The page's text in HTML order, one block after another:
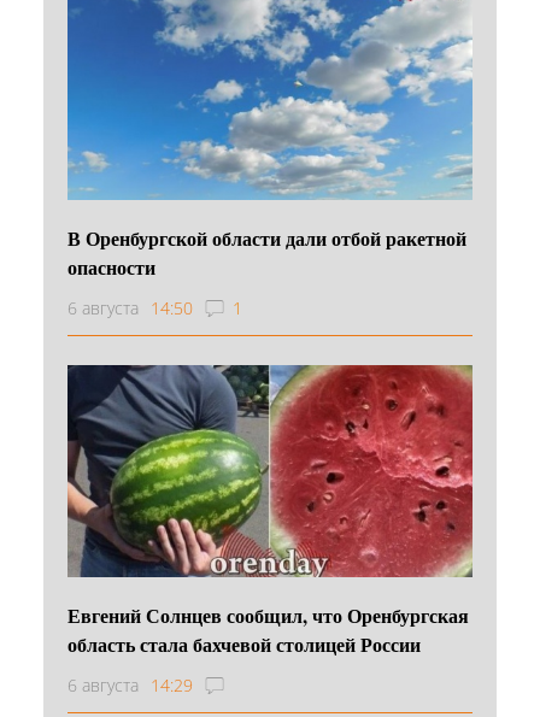
В Оренбургской области дали отбой ракетной
опасности
6 августа 14:50 1
Евгений Солнцев сообщил, что Оренбургская
область стала бахчевой столицей России
6 августа 14:29